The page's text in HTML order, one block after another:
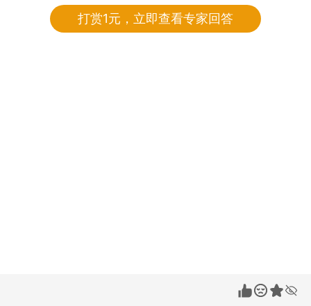
打赏1元，立即查看专家回答